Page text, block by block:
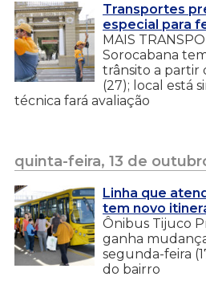
Transportes
especial para
MAIS
Sorocabana
trânsito a partir
(27); local está
técnica fará avaliação
quinta-feira, 13 de
Linha que
tem novo
Ônibus Tijuco
ganha
segunda-feira
do bairro